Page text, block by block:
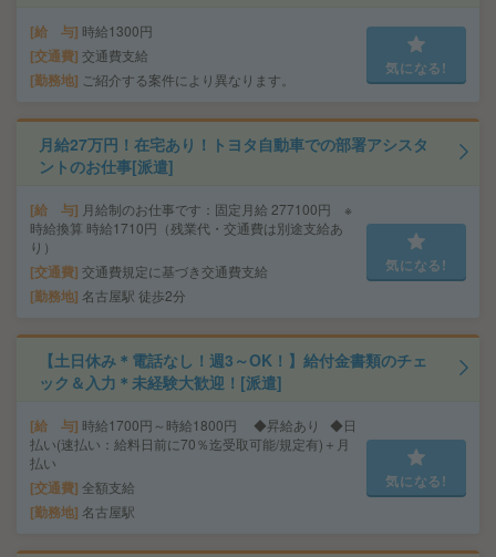
給 与 時給1300円
交通費 交通費支給
勤務地 ご紹介する案件により異なります。
気になる!
月給27万円！在宅あり！トヨタ自動車での部署アシスタ
ントのお仕事[派遣]
給 与 月給制のお仕事です：固定月給 277100円 ※
時給換算 時給1710円（残業代・交通費は別途支給あ
り）
交通費 交通費規定に基づき交通費支給
勤務地 名古屋駅 徒歩2分
気になる!
【土日休み＊電話なし！週3～OK！】給付金書類のチェ
ック＆入力＊未経験大歓迎！[派遣]
給 与 時給1700円～時給1800円 ◆昇給あり ◆日
払い(速払い：給料日前に70％迄受取可能/規定有)＋月
払い
交通費 全額支給
勤務地 名古屋駅
気になる!